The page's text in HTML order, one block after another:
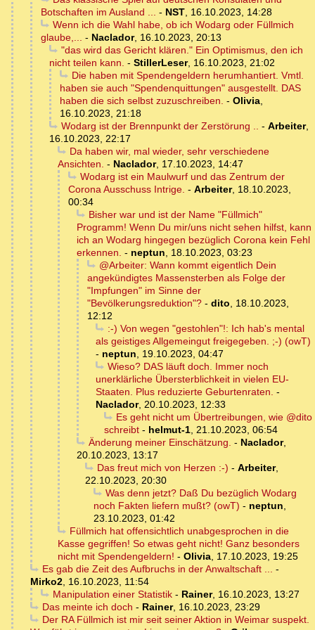
Botschaften im Ausland ... - NST, 16.10.2023, 14:28
Wenn ich die Wahl habe, ob ich Wodarg oder Füllmich
glaube,... - Naclador, 16.10.2023, 20:13
"das wird das Gericht klären." Ein Optimismus, den ich
nicht teilen kann. - StillerLeser, 16.10.2023, 21:02
Die haben mit Spendengeldern herumhantiert. Vmtl.
haben sie auch "Spendenquittungen" ausgestellt. DAS
haben die sich selbst zuzuschreiben. - Olivia,
16.10.2023, 21:18
Wodarg ist der Brennpunkt der Zerstörung .. - Arbeiter,
16.10.2023, 22:17
Da haben wir, mal wieder, sehr verschiedene
Ansichten. - Naclador, 17.10.2023, 14:47
Wodarg ist ein Maulwurf und das Zentrum der
Corona Ausschuss Intrige. - Arbeiter, 18.10.2023,
00:34
Bisher war und ist der Name "Füllmich"
Programm! Wenn Du mir/uns nicht sehen hilfst, kann
ich an Wodarg hingegen bezüglich Corona kein Fehl
erkennen. - neptun, 18.10.2023, 03:23
@Arbeiter: Wann kommt eigentlich Dein
angekündigtes Massensterben als Folge der
"Impfungen" im Sinne der
"Bevölkerungsreduktion"? - dito, 18.10.2023,
12:12
:-) Von wegen "gestohlen"!: Ich hab's mental
als geistiges Allgemeingut freigegeben. ;-) (owT)
- neptun, 19.10.2023, 04:47
Wieso? DAS läuft doch. Immer noch
unerklärliche Übersterblichkeit in vielen EU-
Staaten. Plus reduzierte Geburtenraten. -
Naclador, 20.10.2023, 12:33
Es geht nicht um Übertreibungen, wie @dito
schreibt - helmut-1, 21.10.2023, 06:54
Änderung meiner Einschätzung. - Naclador,
20.10.2023, 13:17
Das freut mich von Herzen :-) - Arbeiter,
22.10.2023, 20:30
Was denn jetzt? Daß Du bezüglich Wodarg
noch Fakten liefern mußt? (owT) - neptun,
23.10.2023, 01:42
Füllmich hat offensichtlich unabgesprochen in die
Kasse gegriffen! So etwas geht nicht! Ganz besonders
nicht mit Spendengeldern! - Olivia, 17.10.2023, 19:25
Es gab die Zeit des Aufbruchs in der Anwaltschaft ... -
Mirko2, 16.10.2023, 11:54
Manipulation einer Statistik- Rainer, 16.10.2023, 13:27
Das meinte ich doch - Rainer, 16.10.2023, 23:29
Der RA Füllmich ist mir seit seiner Aktion in Weimar suspekt.